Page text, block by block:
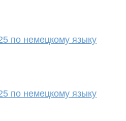
по немецкому языку
по немецкому языку